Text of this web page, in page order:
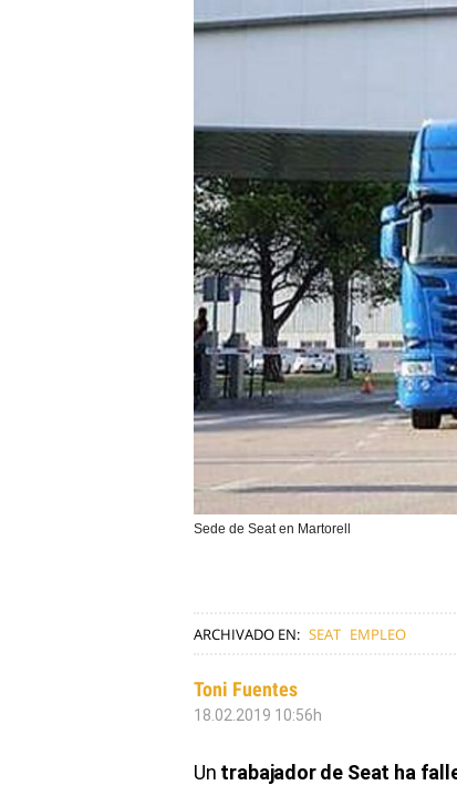
Sede de Seat en Martorell
ARCHIVADO EN: SEAT EMPLEO
Toni Fuentes
18.02.2019 10:56h
Un trabajador de Seat ha